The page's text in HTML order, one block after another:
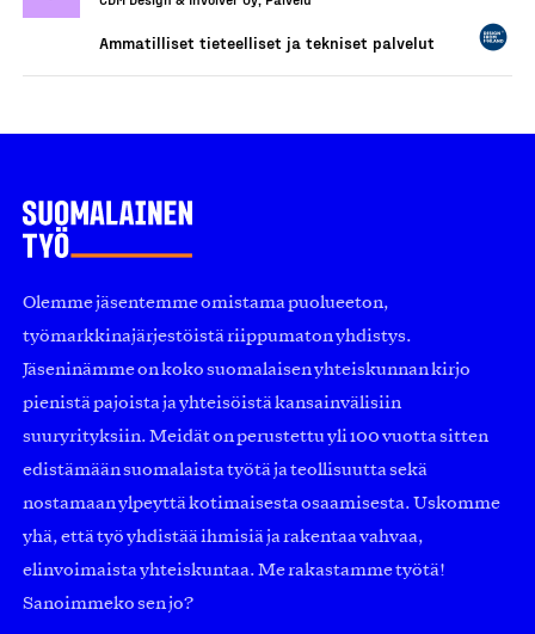
Ammatilliset tieteelliset ja tekniset palvelut
Olemme jäsentemme omistama puolueeton,
työmarkkinajärjestöistä riippumaton yhdistys.
Jäseninämme on koko suomalaisen yhteiskunnan kirjo
pienistä pajoista ja yhteisöistä kansainvälisiin
suuryrityksiin. Meidät on perustettu yli 100 vuotta sitten
edistämään suomalaista työtä ja teollisuutta sekä
nostamaan ylpeyttä kotimaisesta osaamisesta. Uskomme
yhä, että työ yhdistää ihmisiä ja rakentaa vahvaa,
elinvoimaista yhteiskuntaa. Me rakastamme työtä!
Sanoimmeko sen jo?